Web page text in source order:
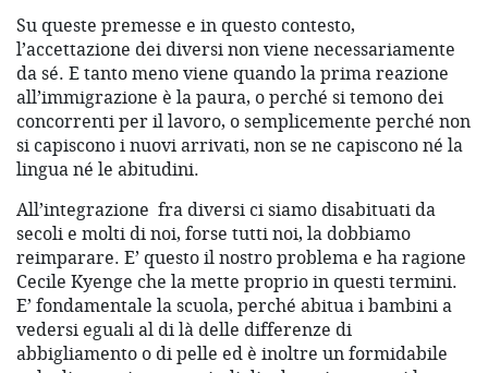
Su queste premesse e in questo contesto,
l’accettazione dei diversi non viene necessariamente
da sé. E tanto meno viene quando la prima reazione
all’immigrazione è la paura, o perché si temono dei
concorrenti per il lavoro, o semplicemente perché non
si capiscono i nuovi arrivati, non se ne capiscono né la
lingua né le abitudini.
All’integrazione fra diversi ci siamo disabituati da
secoli e molti di noi, forse tutti noi, la dobbiamo
reimparare. E’ questo il nostro problema e ha ragione
Cecile Kyenge che la mette proprio in questi termini.
E’ fondamentale la scuola, perché abitua i bambini a
vedersi eguali al di là delle differenze di
abbigliamento o di pelle ed è inoltre un formidabile